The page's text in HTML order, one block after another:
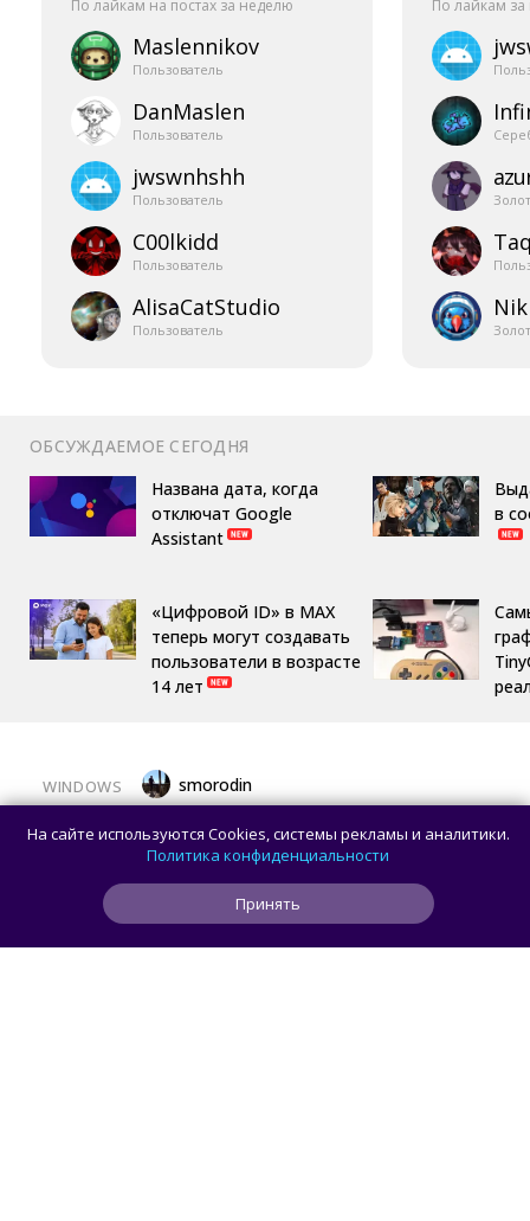
По лайкам на постах за неделю
Maslennikov
Пользователь
DanMaslen
Пользователь
jwswnhshh
Пользователь
C00lkidd
Пользователь
AlisaCatStudio
Пользователь
По лайкам
ОБСУЖДАЕМОЕ СЕГОДНЯ
Названа дата, когда
отключат Google
Assistant
«Цифровой ID» в MAX
теперь могут создавать
пользователи в возрасте
14 лет
в
WINDOWS smorodin
32 ГБ ОЗУ для Windows 11 больше
не нужны: Microsoft удалила эту
рекомендацию с сайта
На сайте используются Cookies, системы рекламы и аналитики.
Политика конфиденциальности
Принять